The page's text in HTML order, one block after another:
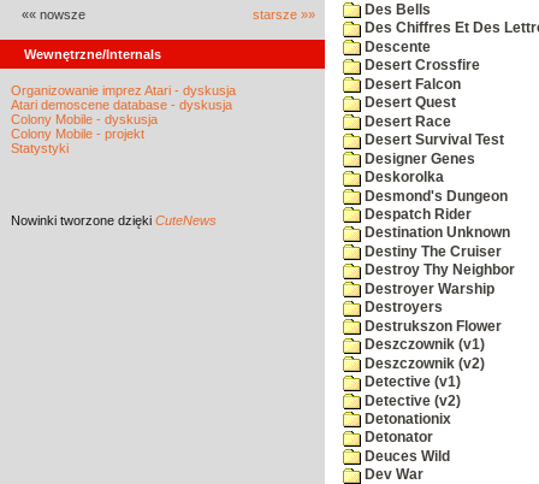
«« nowsze starsze »»
Wewnętrzne/Internals
Organizowanie imprez Atari - dyskusja
Atari demoscene database - dyskusja
Colony Mobile - dyskusja
Colony Mobile - projekt
Statystyki
Nowinki tworzone dzięki CuteNews
Des Bells
Des Chiffres Et Des
Descente
Desert Crossfire
Desert Falcon
Desert Quest
Desert Race
Desert Survival Test
Designer Genes
Deskorolka
Desmond's Dungeon
Despatch Rider
Destination Unknown
Destiny The Cruiser
Destroy Thy Neighbor
Destroyer Warship
Destroyers
Destrukszon Flower
Deszczownik (v1)
Deszczownik (v2)
Detective (v1)
Detective (v2)
Detonationix
Detonator
Deuces Wild
Dev War